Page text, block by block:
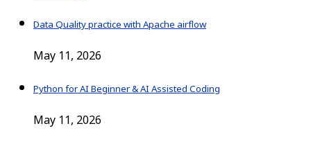
Data Quality practice with Apache airflow
May 11, 2026
Python for AI Beginner & AI Assisted Coding
May 11, 2026